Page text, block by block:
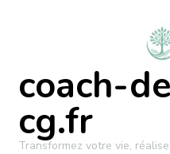
coach-
cg.fr
Transformez votre vie,